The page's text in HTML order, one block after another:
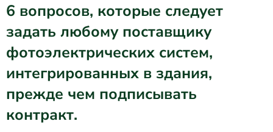
6 вопросов, которые следует
задать любому поставщику
фотоэлектрических систем,
интегрированных в здания,
прежде чем подписывать
контракт.